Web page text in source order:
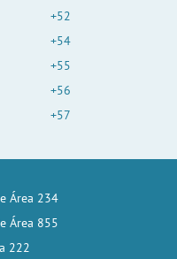
+52
+54
+55
+56
+57
Área 234
Área 855
222